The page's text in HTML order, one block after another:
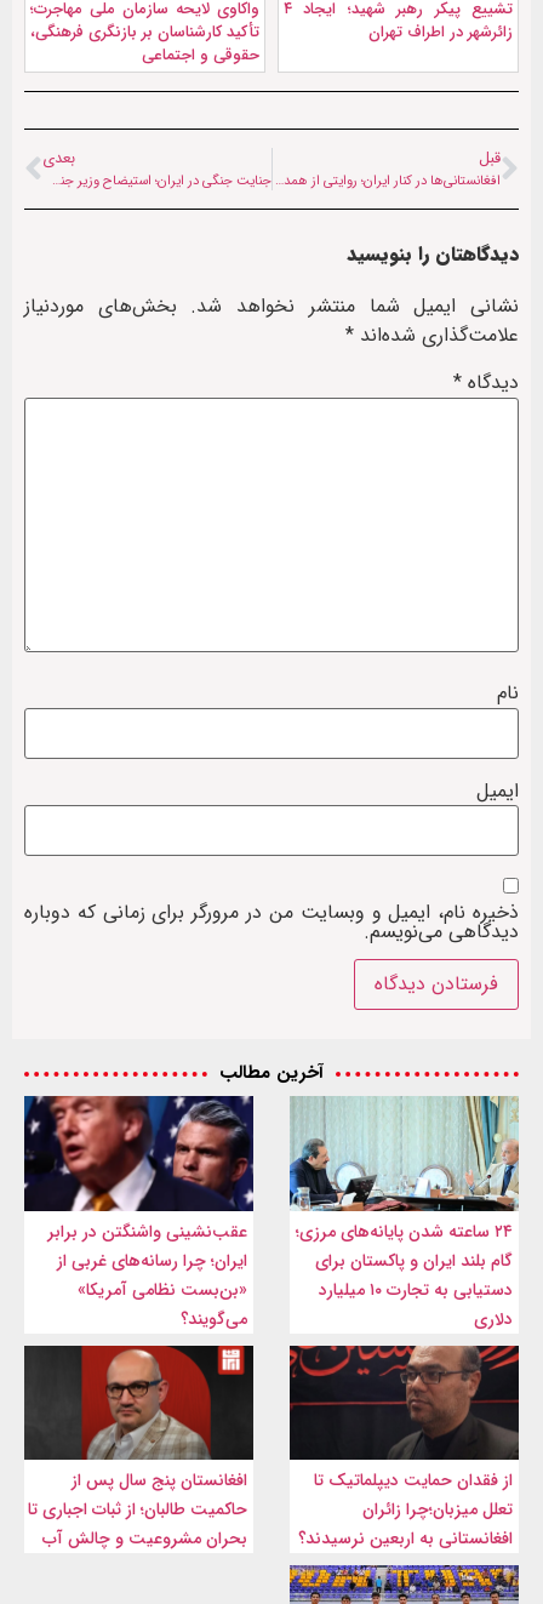
تشییع پیکر رهبر شهید؛ ايجاد ۴
زائرشهر در اطراف تهران
واکاوی لایحه سازمان ملی مهاجرت؛
تأکید کارشناسان بر بازنگری فرهنگی،
حقوقی و اجتماعی
قبل
افغانستانی‌ها در کنار ایران؛ روایتی از همدلی و همراهی دو ملت
بعدی
جنایت جنگی در ایران؛ استيضاح وزیر جنگ ترامپ کلید خورد
دیدگاهتان را بنویسید
نشانی ایمیل شما منتشر نخواهد شد. بخش‌های موردنیاز
علامت‌گذاری شده‌اند *
دیدگاه *
نام
ایمیل
ذخیره نام، ایمیل و وبسایت من در مرورگر برای زمانی که دوباره
دیدگاهی می‌نویسم.
آخرین مطالب
۲۴ ساعته شدن پایانه‌های مرزی؛
گام بلند ایران و پاکستان برای
دستیابی به تجارت ۱۰ میلیارد
دلاری
عقب‌نشینی واشنگتن در برابر
ایران؛ چرا رسانه‌های غربی از
«بن‌بست نظامی آمریکا»
می‌گویند؟
از فقدان حمایت دیپلماتیک تا
تعلل میزبان؛چرا زائران
افغانستانی به اربعین نرسیدند؟
افغانستان پنج سال پس از
حاکمیت طالبان؛ از ثبات اجباری تا
بحران مشروعیت و چالش آب